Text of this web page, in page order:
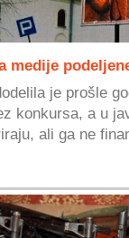
medije
je prošle
konkursa, a u
ali ga ne